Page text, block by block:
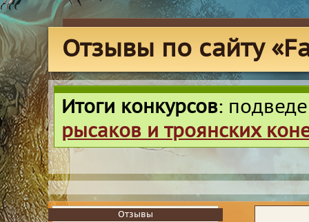
Отзывы по сайту
Итоги конкурсов:
рысаков и троянских
Отзывы
Отзывы